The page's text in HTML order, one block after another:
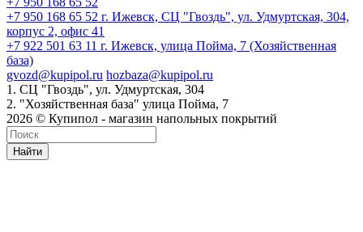
+7 950 168 65 52 г. Ижевск, СЦ "Гвоздь", ул. Удмуртская, 304,
корпус 2, офис 41
+7 922 501 63 11 г. Ижевск, улица Пойма, 7 (Хозяйственная
база)
gvozd@kupipol.ru hozbaza@kupipol.ru
1. СЦ "Гвоздь", ул. Удмуртская, 304
2. "Хозяйственная база" улица Пойма, 7
2026 © Купипол - магазин напольных покрытий
Найти